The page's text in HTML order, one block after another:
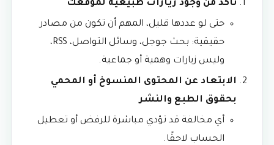
تأكد من وجود زيارات طبيعية لموقعك
حتى لو عددها قليل، المهم أن تكون من مصادر
حقيقية: بحث جوجل، وسائل التواصل، RSS،
وليس زيارات وهمية أو جماعية.
الابتعاد عن المحتوى المنسوخ أو المحمي
بحقوق الطبع والنشر
أي مخالفة قد تؤدي مباشرة للرفض أو تعطيل
الحساب لاحقًا.